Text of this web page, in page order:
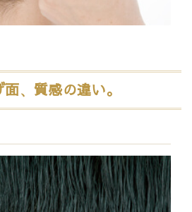
、質感の違い。